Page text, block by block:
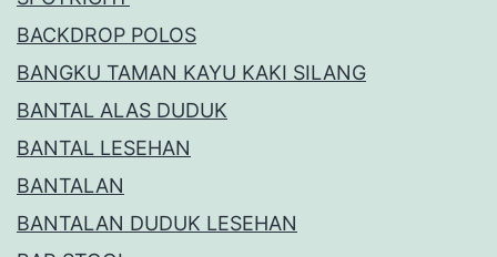
BACKDROP POLOS
BANGKU TAMAN KAYU KAKI SILANG
BANTAL ALAS DUDUK
BANTAL LESEHAN
BANTALAN
BANTALAN DUDUK LESEHAN